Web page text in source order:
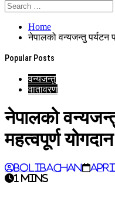
Home
नेपालको वन्यजन्तु पर्यटन
Popular Posts
वन्यजन्तु
वातावरण
नेपालको वन्यजन्तु
महत्वपूर्ण योगदान
BoliBachan
1 mins